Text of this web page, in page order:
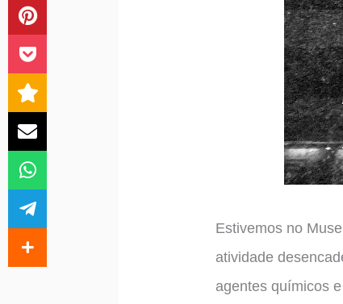
Estivemos no
atividade
agentes químicos